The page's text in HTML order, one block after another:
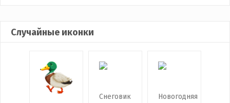
Случайные иконки